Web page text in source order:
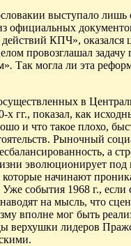
выступало лишь
официальных
КПЧ», оказался
провозглашал задачу
. Так могла ли эта
в
гг., показал, как
и что такое плохо,
Рыночный
а
эволюционирует под
начинают
события 1968 г., если
на мысль, что
вполне мог быть
верхушки лидеров